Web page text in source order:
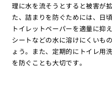
理に水を流そうとすると被害が
た、詰まりを防ぐためには、日
トイレットペーパーを適量に抑
シートなどの水に溶けにくいも
ょう。また、定期的にトイレ用
を防ぐことも大切です。